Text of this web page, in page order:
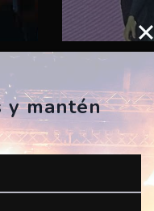
Rosalía –
ES, Barcelona,
02/06/2023
CPita Music
y mantén